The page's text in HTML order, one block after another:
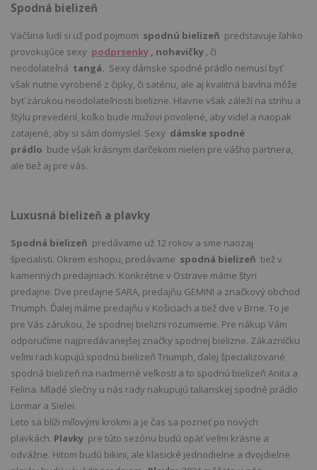
Spodná bielizeň
Väčšina ľudí si už pod pojmom spodnú bielizeň predstavuje ľahko
provokujúce sexy podprsenky , nohavičky , či
neodolateľná tangá.
Sexy dámske spodné prádlo nemusí byť
však nutne vyrobené z čipky, či saténu, ale aj kvalitná bavlna môže
byť zárukou neodolateľnosti bielizne. Hlavne však záleží na strihu a
štýlu prevedení, koľko bude mužovi povolené, aby videl a naopak
zatajené, aby si sám domyslel. Sexy dámske spodné
prádlo bude však krásnym darčekom nielen pre vášho partnera,
ale tiež aj pre vás.
Luxusná bielizeň a plavky
Spodná bielizeň predávame už 12 rokov a sme naozaj
špecialisti. Okrem eshopu, predávame spodná bielizeň tiež v
kamenných predajniach. Konkrétne v Ostrave máme štyri
predajne. Dve predajne SARA, predajňu GEMINI a značkový obchod
Triumph. Ďalej máme predajňu v Košiciach a tiež dve v Brne. To je
pre Vás zárukou, že spodnej bielizni rozumieme. Pre nákup Vám
odporučíme najpredávanejšej značky spodnej bielizne. Zákazníčku
veľmi radi kupujú spodnú bielizeň Triumph, ďalej špecializované
spodná bielizeň na nadmerné veľkosti a to spodnú bielizeň Anita a
Felina. Mladé slečny u nás rady nakupujú talianskej spodné prádlo
Lormar a Sielei.
Leto sa blíži míľovými krokmi a je čas sa pozrieť po nových
plavkách. Plavky pre túto sezónu budú opäť veľmi krásne a
odvážne. Hitom budú bikini, ale klasické jednodielne a dvojdielne